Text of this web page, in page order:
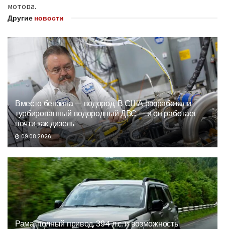
мотора.
Другие новости
Вместо бензина — водород. В США разработали
турбированный водородный ДВС — и он работает
почти как дизель
09.08.2026
Рама, полный привод, 394 л.с. и возможность